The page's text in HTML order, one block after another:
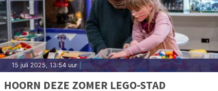
15 juli 2025, 13:54 uur
HOORN DEZE ZOMER LEGO-STAD